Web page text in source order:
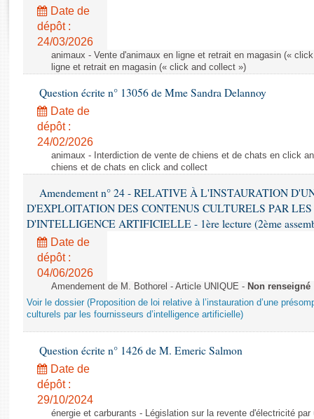
Rapports législatifs
Rapports sur l'application des lois
Baromètre de l’application des lois
Dossiers législatifs
Budget et sécurité sociale
Questions écrites et orales
Comptes rendus des débats
Date de
dépôt :
24/03/2026
animaux - Vente d'animaux en ligne et retrait en magasin («
ligne et retrait en magasin (« click and collect »)
Question écrite n° 13056 de Mme Sandra Delannoy
Date de
dépôt :
24/02/2026
animaux - Interdiction de vente de chiens et de chats en click
chiens et de chats en click and collect
Amendement n° 24 - RELATIVE À L'INSTAURATION
D'EXPLOITATION DES CONTENUS CULTURELS PAR LES
D'INTELLIGENCE ARTIFICIELLE - 1ère lecture (2ème
Date de
dépôt :
04/06/2026
Amendement de M. Bothorel - Article UNIQUE - Non renseigné
Voir le dossier (Proposition de loi relative à l’instauration d’une
culturels par les fournisseurs d’intelligence artificielle)
Question écrite n° 1426 de M. Emeric Salmon
Date de
dépôt :
29/10/2024
énergie et carburants - Législation sur la revente d'électricité